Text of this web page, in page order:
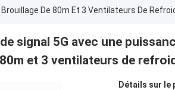
De 80m Et 3 Ventilateurs De
signal 5G avec une
et 3 ventilateurs de
Détails sur le